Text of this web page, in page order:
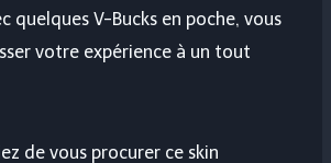
quelques V-Bucks en poche, vous
votre expérience à un tout
de vous procurer ce skin